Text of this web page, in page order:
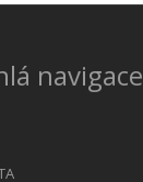
navigace